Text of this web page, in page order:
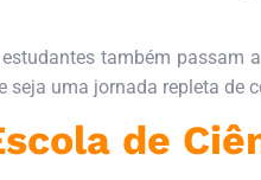
também passam
seja uma jornada repleta de
de